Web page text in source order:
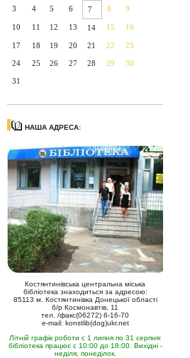
3 4 5 6 7 8 9
10 11 12 13 14 15 16
17 18 19 20 21 22 23
24 25 26 27 28 29 30
31
НАША АДРЕСА:
Костянтинівська центральна міська
бібліотека знаходиться за адресою:
85113 м. Костянтинівка Донецької області
б/р Космонавтів, 11
тел. /факс(06272) 6-16-70
e-mail: konstlib(dog)ukr.net
Літній графік роботи с 1 липня по 31 серпня:
бібліотека працює с 10:00 до 18:00. Вихідні -
неділя, понеділок.